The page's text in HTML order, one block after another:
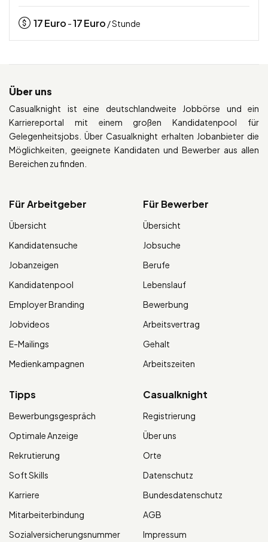
17Euro -17Euro / Stunde
Über uns
Casualknight ist eine deutschlandweite Jobbörse und ein
Karriereportal mit einem großen Kandidatenpool für
Gelegenheitsjobs. Über Casualknight erhalten Jobanbieter die
Möglichkeiten, geeignete Kandidaten und Bewerber aus allen
Bereichen zu finden.
Für Arbeitgeber
Übersicht
Kandidatensuche
Jobanzeigen
Kandidatenpool
Employer Branding
Jobvideos
E-Mailings
Medienkampagnen
Für Bewerber
Übersicht
Jobsuche
Berufe
Lebenslauf
Bewerbung
Arbeitsvertrag
Gehalt
Arbeitszeiten
Tipps
Bewerbungsgespräch
Optimale Anzeige
Rekrutierung
Soft Skills
Karriere
Mitarbeiterbindung
Sozialversicherungsnummer
Casualknight
Registrierung
Über uns
Orte
Datenschutz
Bundesdatenschutz
AGB
Impressum